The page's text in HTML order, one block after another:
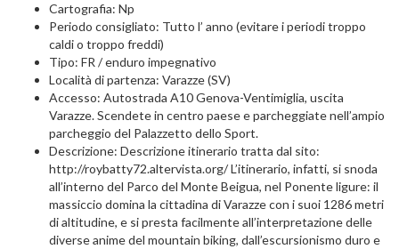
Cartografia: Np
Periodo consigliato: Tutto l’ anno (evitare i periodi troppo
caldi o troppo freddi)
Tipo: FR / enduro impegnativo
Località di partenza: Varazze (SV)
Accesso: Autostrada A10 Genova-Ventimiglia, uscita
Varazze. Scendete in centro paese e parcheggiate nell’ampio
parcheggio del Palazzetto dello Sport.
Descrizione: Descrizione itinerario tratta dal sito:
http://roybatty72.altervista.org/ L’itinerario, infatti, si snoda
all’interno del Parco del Monte Beigua, nel Ponente ligure: il
massiccio domina la cittadina di Varazze con i suoi 1286 metri
di altitudine, e si presta facilmente all’interpretazione delle
diverse anime del mountain biking, dall’escursionismo duro e